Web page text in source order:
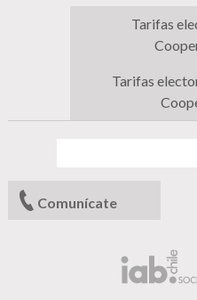
Tarifas
Tarifas
Comunícate